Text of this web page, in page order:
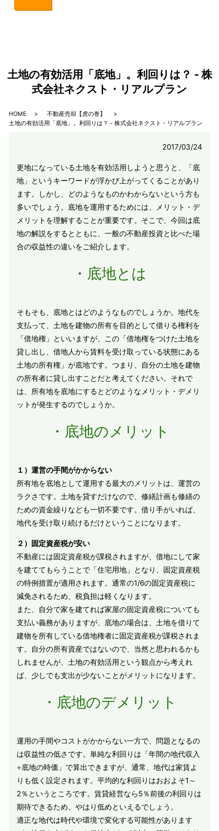
土地の有効活用「底地」。利回りは？ - 株
式会社ネクスト・リアルプラン
HOME
不動産売却【虎の巻】
土地の有効活用「底地」。利回りは？ - 株式会社ネクスト・リアルプラン
2017/03/24
更地になっている土地を有効活用しようと思うと、「底
地」というキーワードが浮かび上がってくることがあり
ます。しかし、どのようなものかわからないという方も
多いでしょう。底地を運用するためには、メリット・デ
メリットを理解することが重要です。そこで、今回は底
地の解説をするとともに、一般の不動産投資と比べた場
合の収益性の違いをご紹介します。
・底地とは
そもそも、底地とはどのようなものでしょうか。地代を
支払って、土地を建物の所有を目的として借りる権利を
「借地権」といいますが、この「借地権をつけた土地を
貸し出し、借地人から賃料を受け取っている状態にある
土地の所有権」が底地です。つまり、自分の土地を建物
の所有者に貸し出すことだと考えてください。それで
は、所有地を底地にするとどのようなメリット・デメリ
ットが発生するのでしょうか。
・底地のメリット
１）運営の手間がかからない
所有地を底地として運用する最大のメリットは、運営の
ラクさです。土地を貸すだけなので、修繕計画も修繕の
ための資金繰りなども一切不要です。借り手がいれば、
地代を受け取り続けるだけということになります。
２）固定資産税が安い
不動産には固定資産税が課税されますが、借地にして家
を建ててもらうことで「住宅用地」となり、固定資産税
の特例措置が適用されます。通常の1/6の固定資産税に
減免されるため、税負担は軽くなります。
また、自分で家を建てれば家屋の固定資産税についても
支払い義務がありますが、底地の場合は、土地を借りて
建物を所有している借地権者に固定資産税が課税されま
す。自分の所有資産ではないので、当然と思われるかも
しれませんが、土地の有効活用という観点から考えれ
ば、少しでも支出が少ないことがメリットになります。
・底地のデメリット
運用の手間やコストがかからない一方で、問題となるの
は収益性の低さです。単純な利回りは「年間の地代収入
÷底地の時価」で算出できますが、通常、地代は家賃よ
りも低く設定されます。平均的な利回りはおおよそ1～
2％というところです。賃貸経営なら5％前後の利回りは
期待できるため、やはり低めといえるでしょう。
適正な地代は時代や環境で変化する可能性があります